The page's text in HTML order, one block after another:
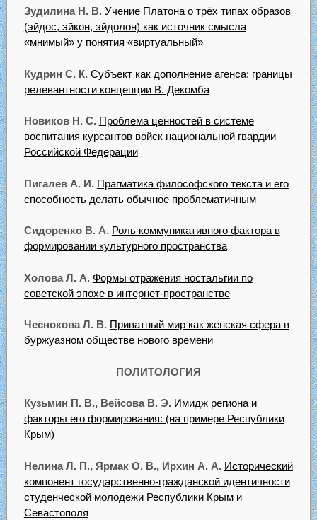
Зудилина Н. В. Учение Платона о трёх типах образов
(эйдос, эйкон, эйдолон) как источник смысла
«мнимый» у понятия «виртуальный»
Кудрин С. К. Субъект как дополнение агенса: границы
релевантности концепции В. Декомба
Новиков Н. С. Проблема ценностей в системе
воспитания курсантов войск национальной гвардии
Российской Федерации
Пигалев А. И. Прагматика философского текста и его
способность делать обычное проблематичным
Сидоренко В. А. Роль коммуникативного фактора в
формировании культурного пространства
Холова Л. А. Формы отражения ностальгии по
советской эпохе в интернет-пространстве
Чеснокова Л. В. Приватный мир как женская сфера в
буржуазном обществе нового времени
ПОЛИТОЛОГИЯ
Кузьмин П. В., Вейсова В. Э. Имидж региона и
факторы его формирования: (на примере Республики
Крым)
Нелина Л. П., Ярмак О. В., Ирхин А. А. Исторический
компонент государственно-гражданской идентичности
студенческой молодежи Республики Крым и
Севастополя